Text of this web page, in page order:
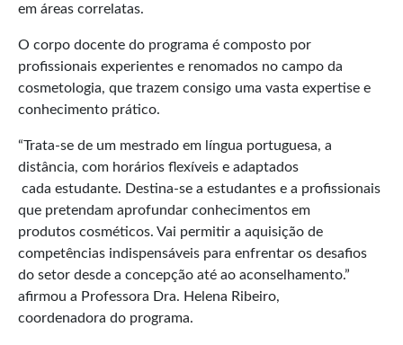
em áreas correlatas.
O corpo docente do programa é composto por
profissionais experientes e renomados no campo da
cosmetologia, que trazem consigo uma vasta expertise e
conhecimento prático.
“Trata-se de um mestrado em língua portuguesa, a
distância, com horários flexíveis e adaptados
cada estudante. Destina-se a estudantes e a profissionais
que pretendam aprofundar conhecimentos em
produtos cosméticos. Vai permitir a aquisição de
competências indispensáveis para enfrentar os desafios
do setor desde a concepção até ao aconselhamento.”
afirmou a Professora Dra. Helena Ribeiro,
coordenadora do programa.